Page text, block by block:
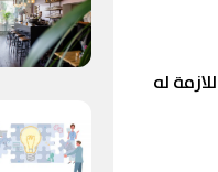
له